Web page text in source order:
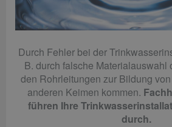
Durch Fehler bei der
B. durch falsche Materialauswahl
den Rohrleitungen zur Bildung
anderen Keimen kommen.
führen Ihre
durch.